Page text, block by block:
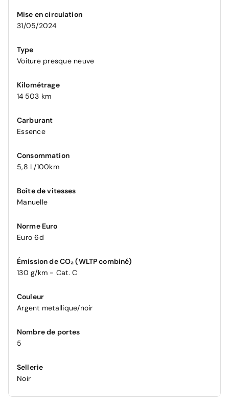
Mise en circulation
31/05/2024
Type
Voiture presque neuve
Kilométrage
14 503 km
Carburant
Essence
Consommation
5,8 L/100km
Boîte de vitesses
Manuelle
Norme Euro
Euro 6d
Émission de CO₂ (WLTP combiné)
130 g/km - Cat. C
Couleur
Argent metallique/noir
Nombre de portes
5
Sellerie
Noir